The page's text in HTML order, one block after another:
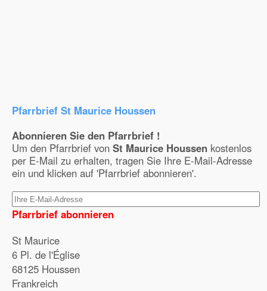
Pfarrbrief St Maurice Houssen
Abonnieren Sie den Pfarrbrief !
Um den Pfarrbrief von St Maurice Houssen kostenlos
per E-Mail zu erhalten, tragen Sie Ihre E-Mail-Adresse
ein und klicken auf 'Pfarrbrief abonnieren'.
Pfarrbrief abonnieren
St Maurice
6 Pl. de l'Église
68125 Houssen
Frankreich